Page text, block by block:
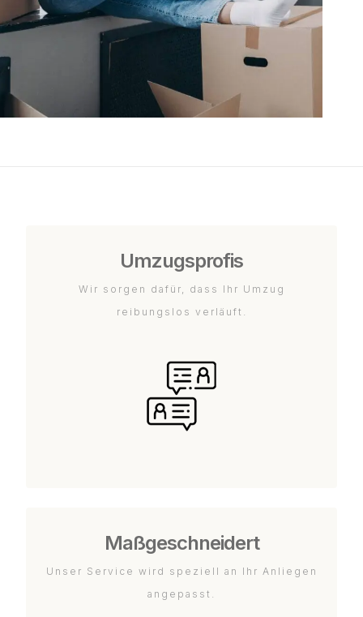
Umzugsprofis
Wir sorgen dafür, dass Ihr Umzug
reibungslos verläuft.
Maßgeschneidert
Unser Service wird speziell an Ihr Anliegen
angepasst.